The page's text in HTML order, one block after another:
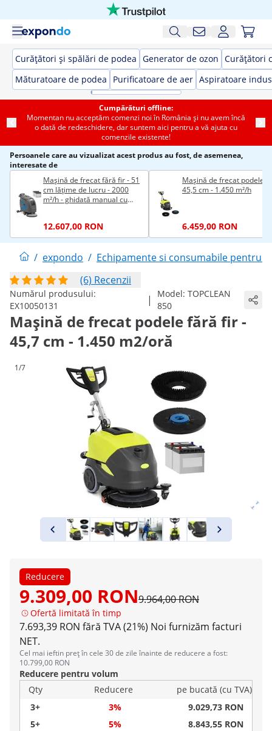
Curățători și spălări de podea Generator de ozon Curățători
Măturatoare de podea
Purificatoare de aer Aspiratoare
Cumpărături offline:
Momentan nu acceptăm comenzi noi în România și nu avem încă
o dată de redeschidere, dar suntem aici pentru a vă ajuta cu
comenzile existente!
Persoanele care au vizualizat acest produs au fost, de asemenea,
interesate de
Mașină de frecat fără fir - 51
cm lățime de lucru - 2000
m²/h - ghidată manual cu
12.607,00 RON
Mașină de frecat podele -
45,5 cm - 1.450 m²/h
6.459,00 RON
/ expondo / Echipamente si consumabile pentru
(6) Recenzii
Numărul produsului:
EX10050131
| Model: TOPCLEAN
850
Mașină de frecat podele fără fir -
45,7 cm - 1.450 m2/oră
1/7
Reducere
9.309,00 RON9.964,00 RON
Ofertă limitată în timp
7.693,39 RON fără TVA (21%) Noi furnizăm facturi
NET.
Cel mai ieftin preț în cele 30 de zile înainte de reducere a fost:
10.799,00 RON
Reducere pentru volum
Qty
Reducere
pe bucată (cu TVA)
3+
3%
9.029,73 RON
5+
5%
8.843,55 RON